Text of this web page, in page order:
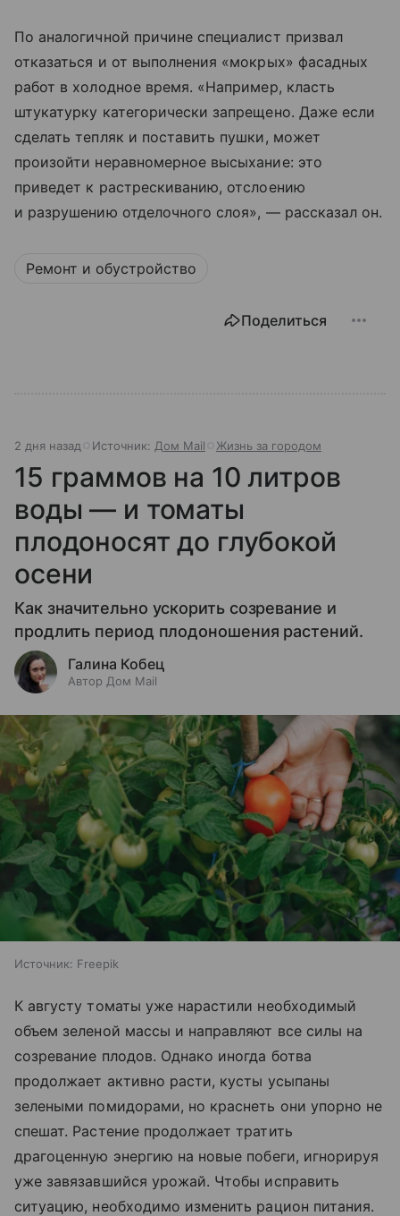
По аналогичной причине специалист призвал
отказаться и от выполнения «мокрых» фасадных
работ в холодное время. «Например, класть
штукатурку категорически запрещено. Даже если
сделать тепляк и поставить пушки, может
произойти неравномерное высыхание: это
приведет к растрескиванию, отслоению
и разрушению отделочного слоя», — рассказал он.
Ремонт и обустройство
Поделиться
2 дня назад Источник: Дом Mail Жизнь за городом
15 граммов на 10 литров
воды — и томаты
плодоносят до глубокой
осени
Как значительно ускорить созревание и
продлить период плодоношения растений.
Галина Кобец
Автор Дом Mail
Источник: Freepik
К августу томаты уже нарастили необходимый
объем зеленой массы и направляют все силы на
созревание плодов. Однако иногда ботва
продолжает активно расти, кусты усыпаны
зелеными помидорами, но краснеть они упорно не
спешат. Растение продолжает тратить
драгоценную энергию на новые побеги, игнорируя
уже завязавшийся урожай. Чтобы исправить
ситуацию, необходимо изменить рацион питания.